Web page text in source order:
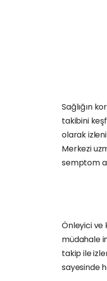
Sağlığın
takibini
olarak
Merkezi
semptom
Önleyici ve
müdahale
takip ile
sayesinde